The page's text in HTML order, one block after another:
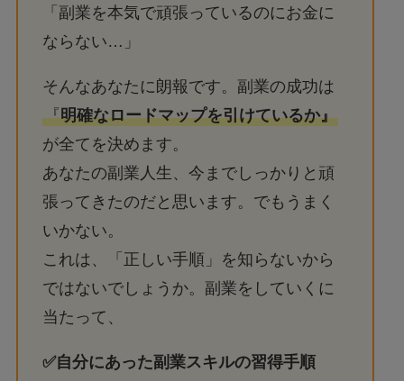
「副業を本気で頑張っているのにお金に
ならない…」
そんなあなたに朗報です。副業の成功は
『明確なロードマップを引けているか』
が全てを決めます。
あなたの副業人生、今までしっかりと頑
張ってきたのだと思います。でもうまく
いかない。
これは、「正しい手順」を知らないから
ではないでしょうか。副業をしていくに
当たって、
✅自分にあった副業スキルの習得手順